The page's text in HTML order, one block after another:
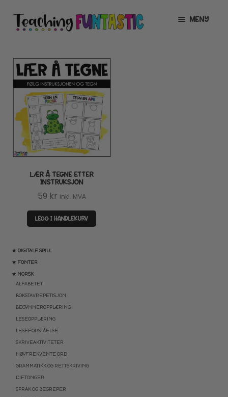
Hopp
til
Hopp
til
MENY
MIN KONTO
GRATIS
BUTIKK
LISENSER
TIPSHJØRNET
★ DIGITALE SPILL
★ FONTER
★ NORSK
ALFABETET
BOKSTAVREPETISJON
BEGYNNEROPPLÆRING
LESEOPPLÆRING
LESEFORSTÅELSE
SKRIVEAKTIVITETER
HØYFREKVENTE ORD
GRAMMATIKK OG RETTSKRIVING
DIFTONGER
SPRÅK OG BEGREPER
LÆR Å TEGNE ETTER
INSTRUKSJON
59 kr inkl. MVA
LEGG I HANDLEKURV